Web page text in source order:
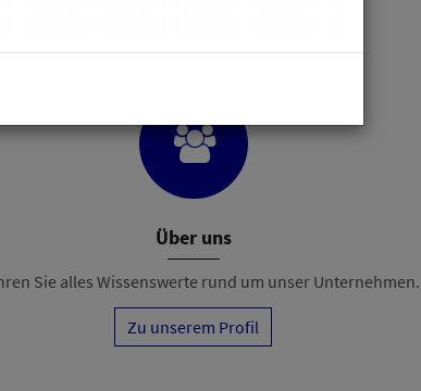
Über uns
Sie alles Wissenswerte rund um unser Unternehmen.
Zu unserem Profil